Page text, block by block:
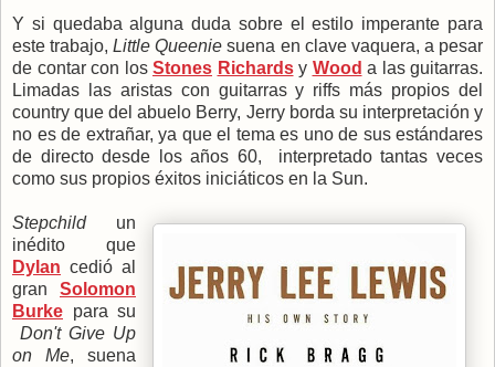
Y si quedaba alguna duda sobre el estilo imperante para
este trabajo,Little Queenie suena en clave vaquera, a pesar
de contar con los Stones Richardsy Wood a las guitarras.
Limadas las aristas con guitarras y riffs más propios del
country que del abuelo Berry, Jerry borda su interpretación y
no es de extrañar, ya que el tema es uno de sus estándares
de directo desde los años 60, interpretado tantas veces
como sus propios éxitos iniciáticos en la Sun.
Stepchildun
inédito que
Dylan cedió al
gran Solomon
Burke para su
Don't Give Up
on Me, suena